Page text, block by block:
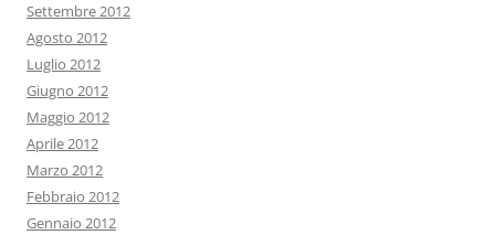
Settembre 2012
Agosto 2012
Luglio 2012
Giugno 2012
Maggio 2012
Aprile 2012
Marzo 2012
Febbraio 2012
Gennaio 2012